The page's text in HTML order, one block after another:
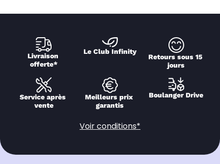
Livraison
offerte*
Le Club Infinity
Retours sous 15
jours
Service après
vente
Meilleurs prix
garantis
Boulanger Drive
Voir conditions*